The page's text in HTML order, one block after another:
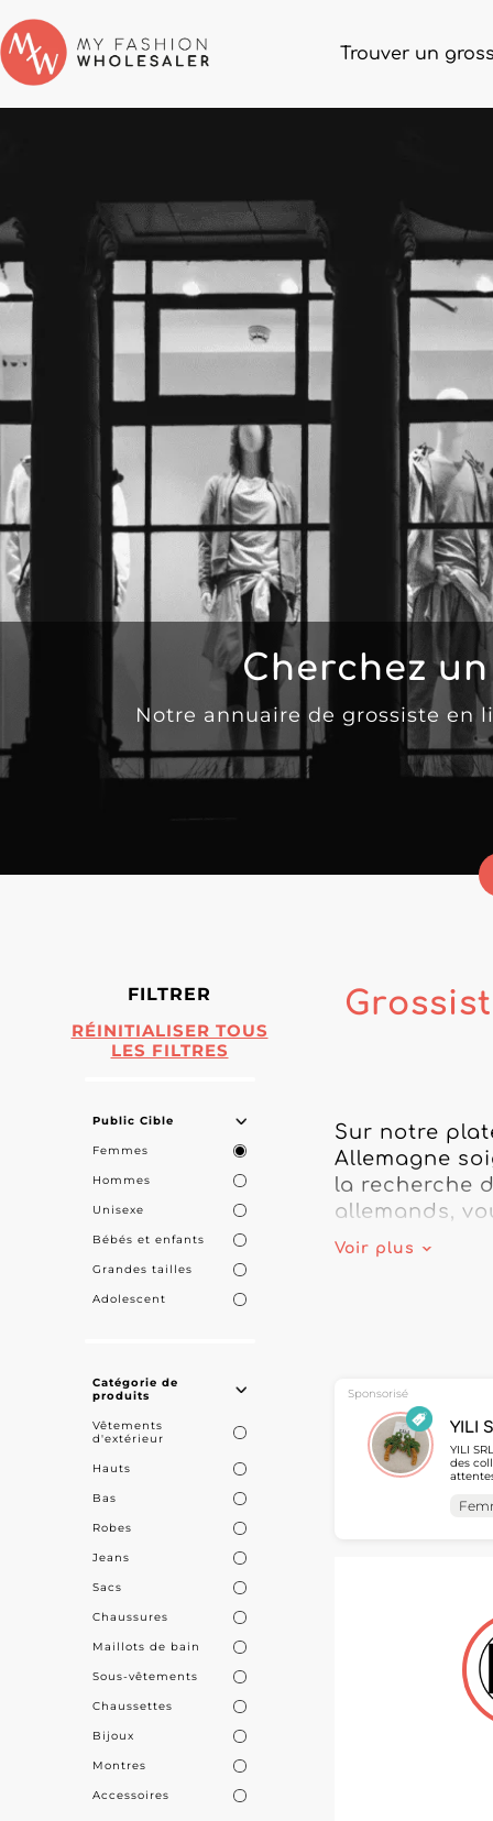
Trouver un
Cherchez
Notre annuaire de grossiste en
FILTRER
RÉINITIALISER TOUS
LES FILTRES
Public Cible
Femmes
Hommes
Unisexe
Bébés et enfants
Grandes tailles
Adolescent
Catégorie de
produits
Vêtements
d'extérieur
Hauts
Bas
Robes
Jeans
Sacs
Chaussures
Maillots de bain
Sous-vêtements
Chaussettes
Bijoux
Montres
Accessoires
Sur notre
Allemagne
la recherche
allemands,
allemande.
ou e-
En
taille femme
femme. Ce
réseau de
performance
Voir plus
Sponsorisé
YILI
YILI
des